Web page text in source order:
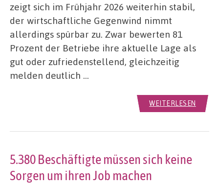
zeigt sich im Frühjahr 2026 weiterhin stabil,
der wirtschaftliche Gegenwind nimmt
allerdings spürbar zu. Zwar bewerten 81
Prozent der Betriebe ihre aktuelle Lage als
gut oder zufriedenstellend, gleichzeitig
melden deutlich …
WEITERLESEN
5.380 Beschäftigte müssen sich keine
Sorgen um ihren Job machen